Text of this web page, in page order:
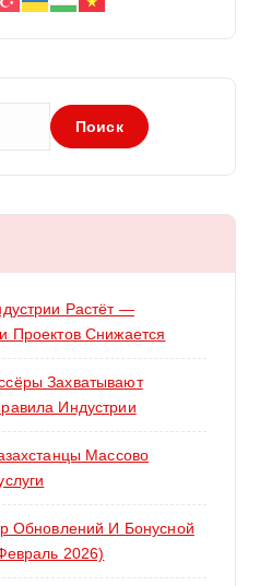
Растёт —
Проектов Снижается
Захватывают
Индустрии
Массово
Обновлений И Бонусной
2026)